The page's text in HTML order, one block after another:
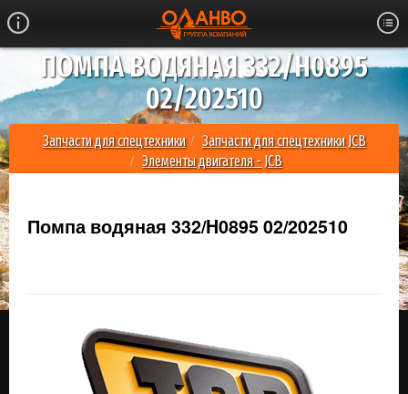
ПОМПА ВОДЯНАЯ 332/H0895
02/202510
Запчасти для спецтехники
Запчасти для спецтехники JCB
Элементы двигателя - JCB
Помпа водяная 332/H0895 02/202510